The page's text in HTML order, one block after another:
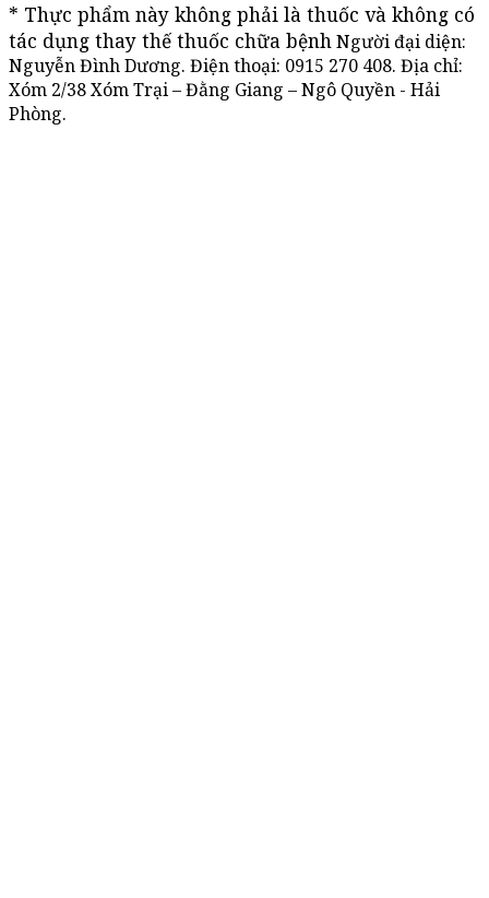
* Thực phẩm này không phải là thuốc và không có
tác dụng thay thế thuốc chữa bệnhNgười đại diện:
Nguyễn Đình Dương. Điện thoại: 0915 270 408. Địa chỉ:
Xóm 2/38 Xóm Trại – Đằng Giang – Ngô Quyền - Hải
Phòng.